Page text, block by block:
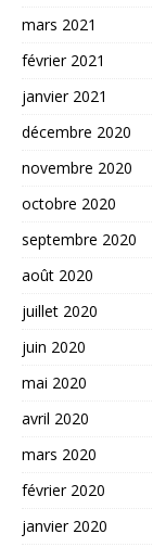
mars 2021
février 2021
janvier 2021
décembre 2020
novembre 2020
octobre 2020
septembre 2020
août 2020
juillet 2020
juin 2020
mai 2020
avril 2020
mars 2020
février 2020
janvier 2020